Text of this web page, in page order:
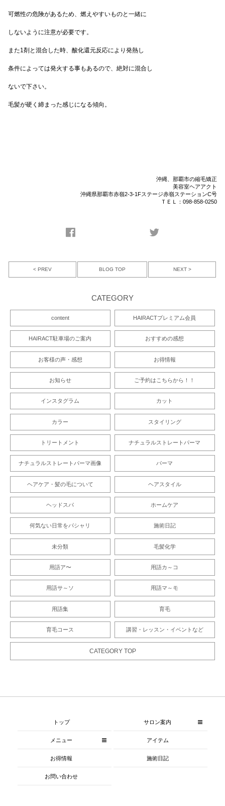
可燃性の危険があるため、燃えやすいものと一緒に
しないように注意が必要です。
また1剤と混合した時、酸化還元反応により発熱し
条件によっては発火する事もあるので、絶対に混合し
ないで下さい。
毛髪が硬く締まった感じになる傾向。
沖縄、那覇市の縮毛矯正
美容室ヘアアクト
沖縄県那覇市赤嶺2-3-1Fステージ赤嶺ステーションC号
ＴＥＬ：098-858-0250
< PREV BLOG TOP NEXT >
CATEGORY
content HAIRACTプレミアム会員
HAIRACT駐車場のご案内 おすすめの感想
お客様の声・感想 お得情報
お知らせ ご予約はこちらから！！
インスタグラム カット
カラー スタイリング
トリートメント ナチュラルストレートパーマ
ナチュラルストレートパーマ画像 パーマ
ヘアケア・髪の毛について ヘアスタイル
ヘッドスパ ホームケア
何気ない日常をパシャリ 施術日記
未分類 毛髪化学
用語ア〜 用語カ～コ
用語サ～ソ 用語マ～モ
用語集 育毛
育毛コース 講習・レッスン・イベントなど
CATEGORY TOP
トップ サロン案内
メニュー アイテム
お得情報 施術日記
お問い合わせ